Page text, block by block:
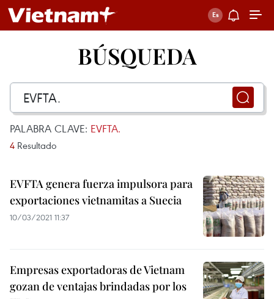
BÚSQUEDA
PALABRA CLAVE: EVFTA.
4 Resultado
EVFTA genera fuerza impulsora para
exportaciones vietnamitas a Suecia
10/03/2021 11:37
Empresas exportadoras de Vietnam
gozan de ventajas brindadas por los